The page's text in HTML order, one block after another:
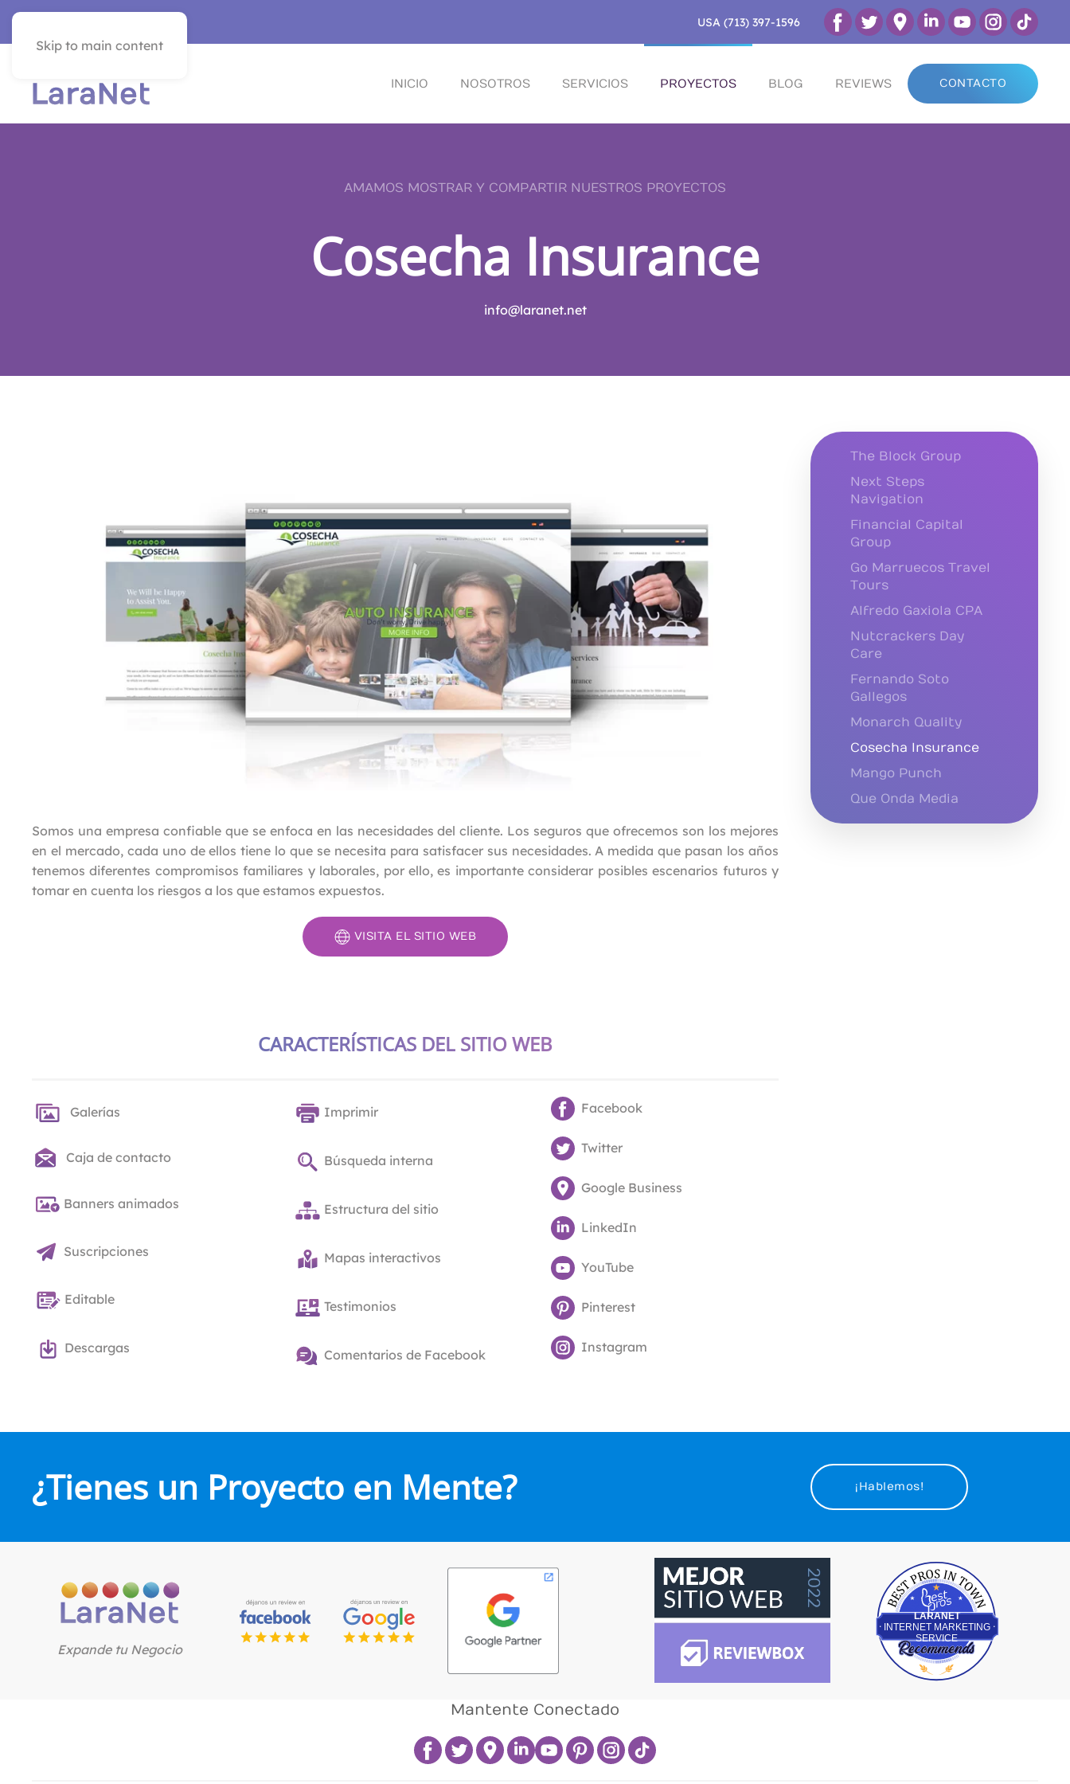
Skip to main content
USA (713) 397-1596
INICIO NOSOTROS SERVICIOS PROYECTOS BLOG REVIEWS CONTACTO
AMAMOS MOSTRAR Y COMPARTIR NUESTROS PROYECTOS
Cosecha Insurance
info@laranet.net
Somos una empresa confiable que se enfoca en las necesidades del cliente. Los seguros que ofrecemos son los mejores
en el mercado, cada uno de ellos tiene lo que se necesita para satisfacer sus necesidades. A medida que pasan los años
tenemos diferentes compromisos familiares y laborales, por ello, es importante considerar posibles escenarios futuros y
tomar en cuenta los riesgos a los que estamos expuestos.
VISITA EL SITIO WEB
CARACTERÍSTICAS DEL SITIO WEB
Galerías
Caja de contacto
Banners animados
Suscripciones
Editable
Descargas
Imprimir
Búsqueda interna
Estructura del sitio
Mapas interactivos
Testimonios
Comentarios de Facebook
Facebook
Twitter
Google Business
LinkedIn
YouTube
Pinterest
Instagram
The Block Group
Next Steps
Navigation
Financial Capital
Group
Go Marruecos Travel
Tours
Alfredo Gaxiola CPA
Nutcrackers Day
Care
Fernando Soto
Gallegos
Monarch Quality
Cosecha Insurance
Mango Punch
Que Onda Media
¿Tienes un Proyecto en Mente? ¡Hablemos!
Expande tu Negocio
LARANET
INTERNET MARKETING
SERVICE
Best Pros In Town
Mantente Conectado